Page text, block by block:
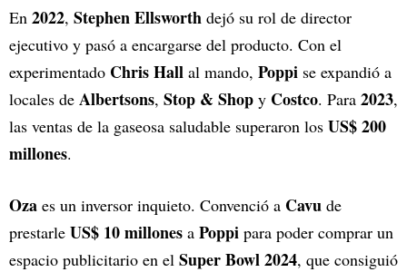
En 2022, Stephen Ellsworth dejó su rol de director
ejecutivo y pasó a encargarse del producto. Con el
experimentado Chris Hall al mando, Poppi se expandió a
locales de Albertsons, Stop & Shop y Costco. Para 2023,
las ventas de la gaseosa saludable superaron los US$ 200
millones.
Oza es un inversor inquieto. Convenció a Cavu de
prestarle US$ 10 millones a Poppi para poder comprar un
espacio publicitario en el Super Bowl 2024, que consiguió